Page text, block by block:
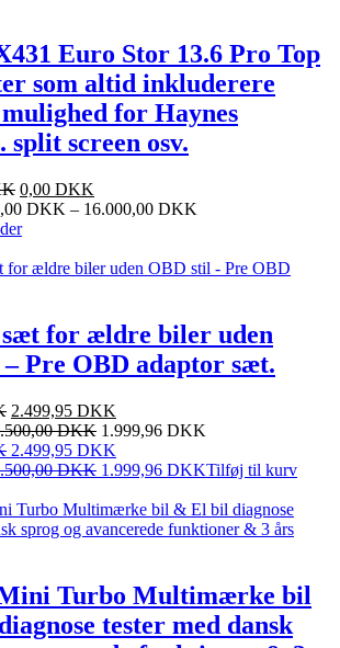
kan
vælges
på
varesiden
Euro Stor 13.6 Pro Top
som altid inkluderere
for Haynes
split screen osv.
0,00 DKK
DKK – 16.000,00 DKK
Dette
har
Mulighederne
kan
vælges
varesiden
for ældre biler uden
Pre OBD adaptor sæt.
Den
oprindelige
pris
var:
2.499,95 DKK
aktuelle
er:
DKK 1.999,96 DKK
Den
oprindelige
var:
5.625,00 DKK.
2.499,95 DKK
aktuelle
er:
2.499,95 DKK.
DKK 1.999,96 DKKTilføj til kurv
Turbo Multimærke bil
tester med dansk